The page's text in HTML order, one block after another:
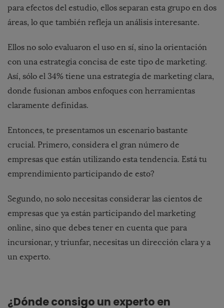
para efectos del estudio, ellos separan esta grupo en dos
áreas, lo que también refleja un análisis interesante.
Ellos no solo evaluaron el uso en sí, sino la orientación
con una estrategia concisa de este tipo de marketing.
Así, sólo el 34% tiene una estrategia de marketing clara,
donde fusionan ambos enfoques con herramientas
claramente definidas.
Entonces, te presentamos un escenario bastante
crucial. Primero, considera el gran número de
empresas que están utilizando esta tendencia. Está tu
emprendimiento participando de esto?
Segundo, no solo necesitas considerar las cientos de
empresas que ya están participando del marketing
online, sino que debes tener en cuenta que para
incursionar, y triunfar, necesitas un dirección clara y a
un experto.
¿Dónde consigo un experto en